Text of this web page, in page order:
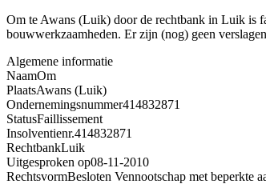
Om te Awans (Luik) door de rechtbank in Luik is
bouwwerkzaamheden. Er zijn (nog) geen
Algemene informatie
NaamOm
PlaatsAwans (Luik)
Ondernemingsnummer414832871
StatusFaillissement
Insolventienr.414832871
RechtbankLuik
Uitgesproken op08-11-2010
RechtsvormBesloten Vennootschap met beperkte